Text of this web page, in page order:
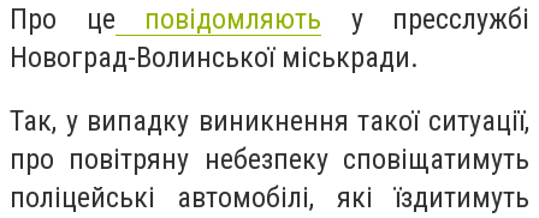
Про це повідомляють у пресслужбі
Новоград-Волинської міськради.
Так, у випадку виникнення такої ситуації,
про повітряну небезпеку сповіщатимуть
поліцейські автомобілі, які їздитимуть